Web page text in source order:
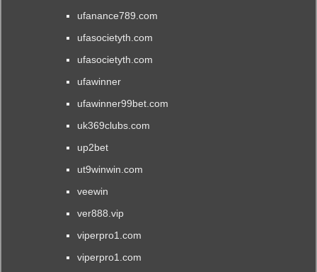
ufanance789.com
ufasocietyth.com
ufasocietyth.com
ufawinner
ufawinner99bet.com
uk369clubs.com
up2bet
ut9winwin.com
veewin
ver888.vip
viperpro1.com
viperpro1.com